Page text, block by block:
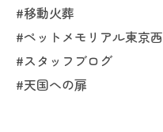
#移動火葬
#ペットメモリアル東京西
#スタッフブログ
#天国への扉